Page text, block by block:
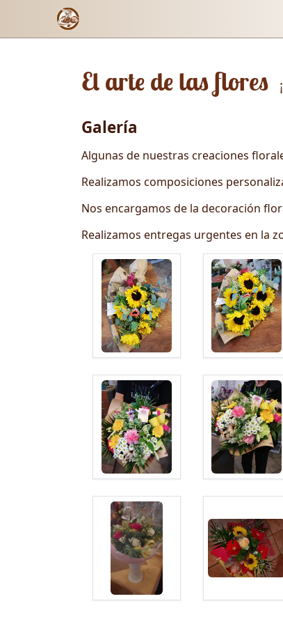
El arte de las flores
Galería
Algunas de nuestras creaciones
Realizamos composiciones
Nos encargamos de la decoración
Realizamos entregas urgentes en la